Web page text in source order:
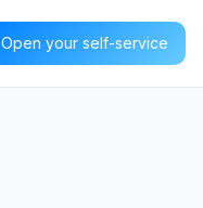
Open your self-service